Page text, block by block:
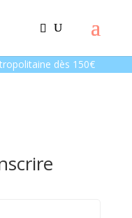
dès 150€